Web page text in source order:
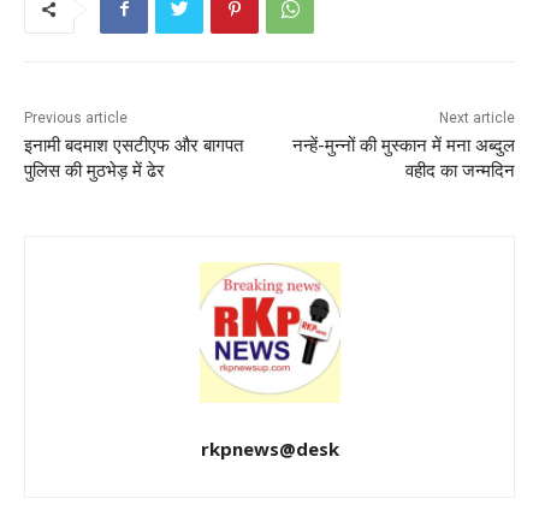
k
p
Previous article
इनामी बदमाश एसटीएफ और बागपत
पुलिस की मुठभेड़ में ढेर
Next article
नन्हें-मुन्नों की मुस्कान में मना अब्दुल
वहीद का जन्मदिन
rkpnews@desk